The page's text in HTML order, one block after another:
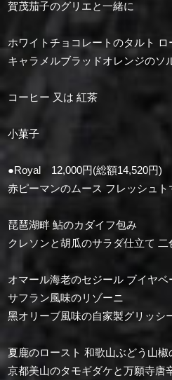
賀茂茄子のグリエと一緒に
ホワイトチョコレートのタルト ロ
キャラメルブラッドオレンジのソ
コーヒー 又は 紅茶
小菓子
●Royal 12,000円(総額14,520円)
赤ピーマンのムース フレッシュト
琵琶湖畔 鮎のカダイフ包み
クレソンと胡瓜のサラダ仕立て ⼆
オマール海老のセジール ブイヤベ
サフラン風味のリゾーニ
⿊オリーブ風味の⾃家製グリッシ
夏鹿のロースト 和歌山ぶどう山
京都美山のタモギダケと万願寺唐